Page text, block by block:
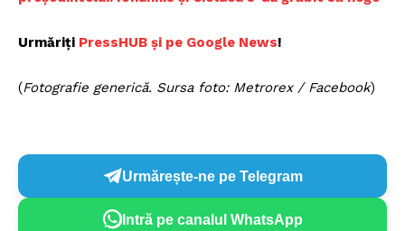
Urmăriți PressHUB și pe Google News!
(Fotografie generică. Sursa foto: Metrorex / Facebook)
Urmărește-ne pe Telegram
Intră pe canalul WhatsApp